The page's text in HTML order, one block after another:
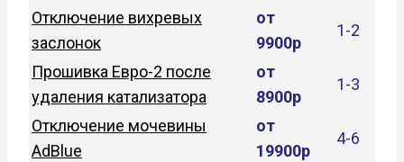
Отключение вихревых
заслонок
от
9900р
1-2
Прошивка Евро-2 после
удаления катализатора
от
8900р
1-3
Отключение мочевины
AdBlue
от
19900р
4-6